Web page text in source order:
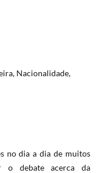
Nacionalidade,
no dia a dia de muitos
o debate acerca da